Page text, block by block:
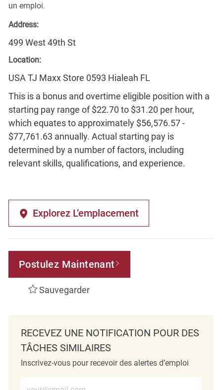
un emploi.
Address:
499 West 49th St
Location:
USA TJ Maxx Store 0593 Hialeah FL
This is a bonus and overtime eligible position with a
starting pay range of $22.70 to $31.20 per hour,
which equates to approximately $56,576.57 -
$77,761.63 annually. Actual starting pay is
determined by a number of factors, including
relevant skills, qualifications, and experience.
Explorez L’emplacement
Postulez Maintenant
Sauvegarder
RECEVEZ UNE NOTIFICATION POUR DES
TÂCHES SIMILAIRES
Inscrivez-vous pour recevoir des alertes d’emploi